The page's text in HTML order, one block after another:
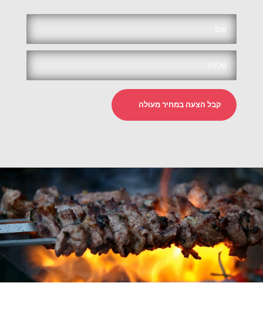
קבל הצעה במחיר מעולה